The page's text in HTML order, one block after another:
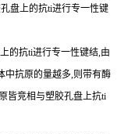
盘上的抗ti进行专一性键
的抗ti进行专一性键结,由
中抗原的量越多,则带有酶
皆竞相与塑胶孔盘上抗ti